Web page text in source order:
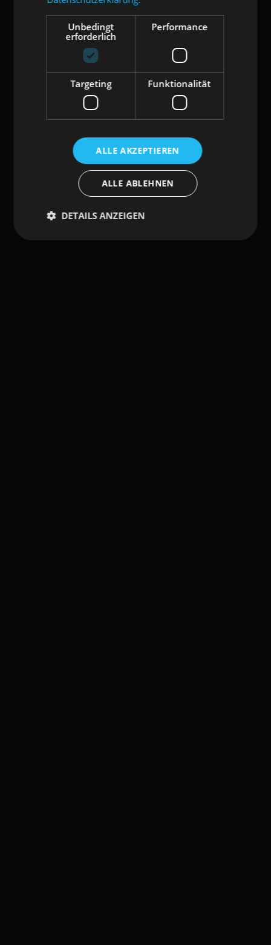
Unbedingt
erforderlich
Performance
Targeting Funktionalität
ALLE AKZEPTIEREN
ALLE ABLEHNEN
DETAILS ANZEIGEN